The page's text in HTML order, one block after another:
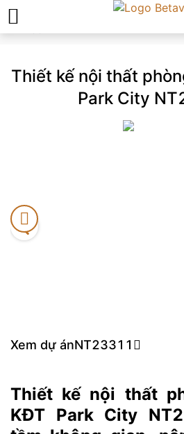
Thiết kế nội thất phòng
Thiết kế nội thất
Park City
Xem dự ánNT23311
Thiết kế nội thất
KĐT Park City